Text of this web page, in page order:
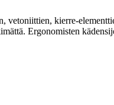
kierre-
Ergonomisten